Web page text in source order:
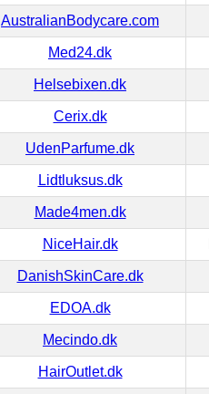
AustralianBodycare.com
Med24.dk
Helsebixen.dk
Cerix.dk
UdenParfume.dk
Lidtluksus.dk
Made4men.dk
NiceHair.dk
DanishSkinCare.dk
EDOA.dk
Mecindo.dk
HairOutlet.dk